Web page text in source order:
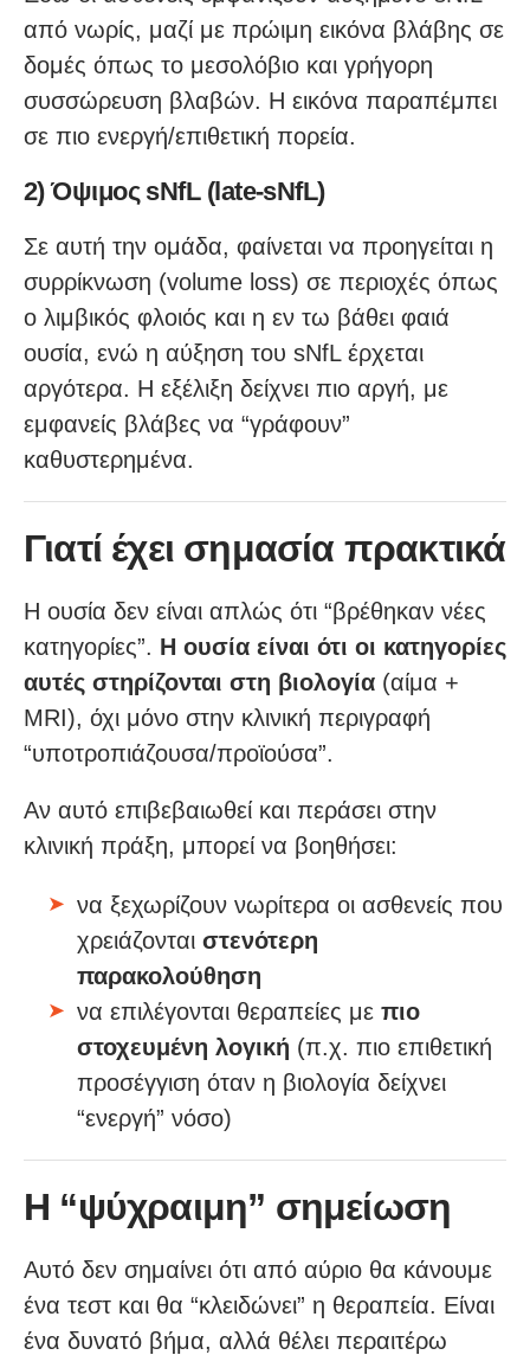
από νωρίς, μαζί με πρώιμη εικόνα βλάβης σε
δομές όπως το μεσολόβιο και γρήγορη
συσσώρευση βλαβών. Η εικόνα παραπέμπει
σε πιο ενεργή/επιθετική πορεία.
2) Όψιμος sNfL (late-sNfL)
Σε αυτή την ομάδα, φαίνεται να προηγείται η
συρρίκνωση (volume loss) σε περιοχές όπως
ο λιμβικός φλοιός και η εν τω βάθει φαιά
ουσία, ενώ η αύξηση του sNfL έρχεται
αργότερα. Η εξέλιξη δείχνει πιο αργή, με
εμφανείς βλάβες να “γράφουν”
καθυστερημένα.
Γιατί έχει σημασία πρακτικά
Η ουσία δεν είναι απλώς ότι “βρέθηκαν νέες
κατηγορίες”. Η ουσία είναι ότι οι κατηγορίες
αυτές στηρίζονται στη βιολογία (αίμα +
MRI), όχι μόνο στην κλινική περιγραφή
“υποτροπιάζουσα/προϊούσα”.
Αν αυτό επιβεβαιωθεί και περάσει στην
κλινική πράξη, μπορεί να βοηθήσει:
να ξεχωρίζουν νωρίτερα οι ασθενείς που
χρειάζονται στενότερη
παρακολούθηση
να επιλέγονται θεραπείες με πιο
στοχευμένη λογική (π.χ. πιο επιθετική
προσέγγιση όταν η βιολογία δείχνει
“ενεργή” νόσο)
Η “ψύχραιμη” σημείωση
Αυτό δεν σημαίνει ότι από αύριο θα κάνουμε
ένα τεστ και θα “κλειδώνει” η θεραπεία. Είναι
ένα δυνατό βήμα, αλλά θέλει περαιτέρω